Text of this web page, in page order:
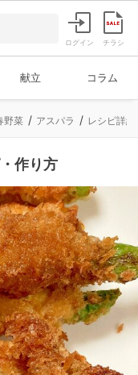
ログイン チラシ
献立 コラム
野菜 アスパラ レシピ詳細
作り方